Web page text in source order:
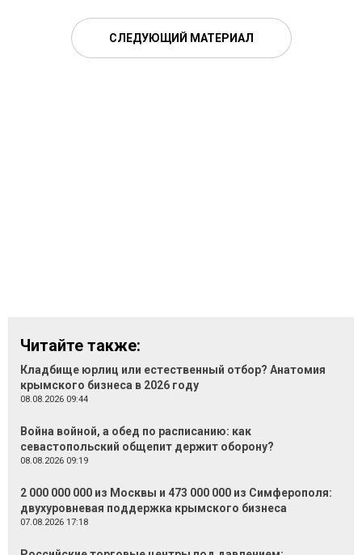
СЛЕДУЮЩИЙ МАТЕРИАЛ
Читайте также:
Кладбище юрлиц или естественный отбор? Анатомия
крымского бизнеса в 2026 году
08.08.2026 09:44
Война войной, а обед по расписанию: как
севастопольский общепит держит оборону?
08.08.2026 09:19
2 000 000 000 из Москвы и 473 000 000 из Симферополя:
двухуровневая поддержка крымского бизнеса
07.08.2026 17:18